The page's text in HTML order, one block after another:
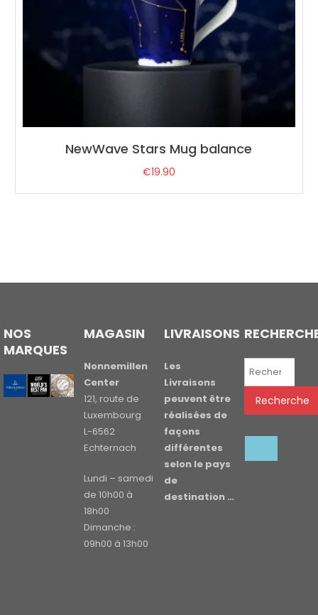
NewWave Stars Mug balance
€19.90
NOS
MARQUES
MAGASIN
Nonnemillen
Center
121, route de
Luxembourg
L-6562
Echternach
Lundi – samedi
de 10h00 à
18h00
Dimanche :
09h00 à 13h00
LIVRAISONS
Les
Livraisons
peuvent être
réalisées de
façons
différentes
selon le pays
de
destination …
Recherche
Recherche